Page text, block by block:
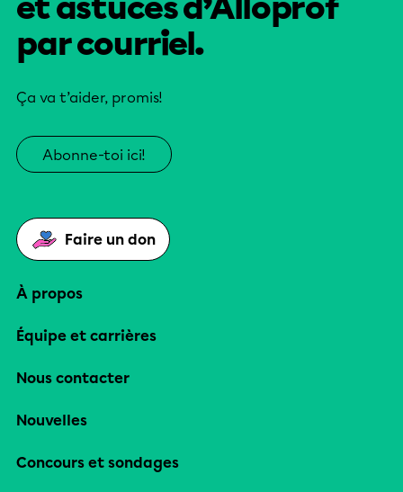
et astuces d’Alloprof
par courriel.
Ça va t’aider, promis!
Abonne-toi ici!
Faire un don
À propos
Équipe et carrières
Nous contacter
Nouvelles
Concours et sondages